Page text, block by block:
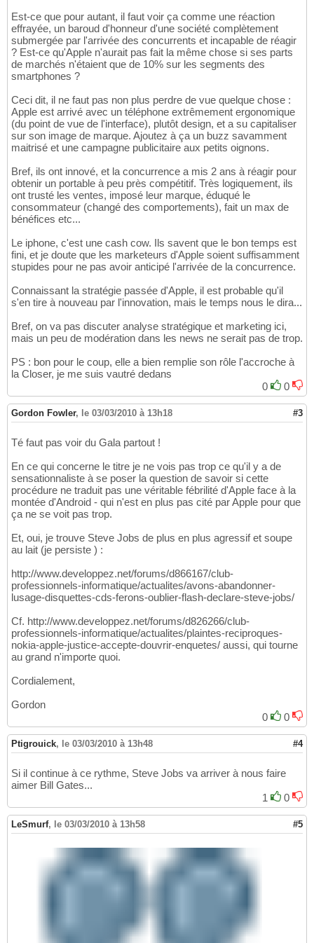
Est-ce que pour autant, il faut voir ça comme une réaction
effrayée, un baroud d'honneur d'une société complètement
submergée par l'arrivée des concurrents et incapable de réagir
? Est-ce qu'Apple n'aurait pas fait la même chose si ses parts
de marchés n'étaient que de 10% sur les segments des
smartphones ?
Ceci dit, il ne faut pas non plus perdre de vue quelque chose :
Apple est arrivé avec un téléphone extrêmement ergonomique
(du point de vue de l'interface), plutôt design, et a su capitaliser
sur son image de marque. Ajoutez à ça un buzz savamment
maitrisé et une campagne publicitaire aux petits oignons.
Bref, ils ont innové, et la concurrence a mis 2 ans à réagir pour
obtenir un portable à peu près compétitif. Très logiquement, ils
ont trusté les ventes, imposé leur marque, éduqué le
consommateur (changé des comportements), fait un max de
bénéfices etc...
Le iphone, c'est une cash cow. Ils savent que le bon temps est
fini, et je doute que les marketeurs d'Apple soient suffisamment
stupides pour ne pas avoir anticipé l'arrivée de la concurrence.
Connaissant la stratégie passée d'Apple, il est probable qu'il
s'en tire à nouveau par l'innovation, mais le temps nous le dira...
Bref, on va pas discuter analyse stratégique et marketing ici,
mais un peu de modération dans les news ne serait pas de trop.
PS : bon pour le coup, elle a bien remplie son rôle l'accroche à
la Closer, je me suis vautré dedans
0
0
Gordon Fowler, le 03/03/2010 à 13h18 #3
Té faut pas voir du Gala partout !
En ce qui concerne le titre je ne vois pas trop ce qu'il y a de
sensationnaliste à se poser la question de savoir si cette
procédure ne traduit pas une véritable fébrilité d'Apple face à la
montée d'Android - qui n'est en plus pas cité par Apple pour que
ça ne se voit pas trop.
Et, oui, je trouve Steve Jobs de plus en plus agressif et soupe
au lait (je persiste ) :
http://www.developpez.net/forums/d866167/club-
professionnels-informatique/actualites/avons-abandonner-
lusage-disquettes-cds-ferons-oublier-flash-declare-steve-jobs/
Cf. http://www.developpez.net/forums/d826266/club-
professionnels-informatique/actualites/plaintes-reciproques-
nokia-apple-justice-accepte-douvrir-enquetes/ aussi, qui tourne
au grand n'importe quoi.
Cordialement,
Gordon
0
0
Ptigrouick, le 03/03/2010 à 13h48 #4
Si il continue à ce rythme, Steve Jobs va arriver à nous faire
aimer Bill Gates...
1
0
LeSmurf, le 03/03/2010 à 13h58 #5